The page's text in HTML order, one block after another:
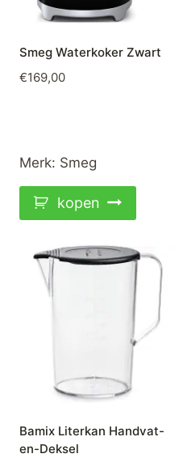
Smeg Waterkoker Zwart
€169,00
Merk: Smeg
kopen
Bamix Literkan Handvat-
en-Deksel